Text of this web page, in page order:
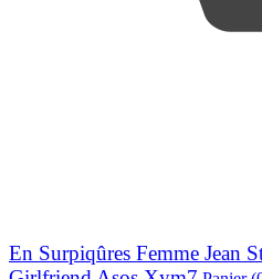
En Surpiqûres Femme Jean